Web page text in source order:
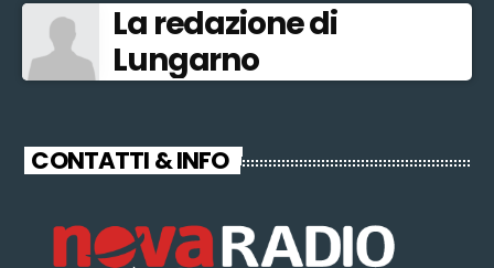
La redazione di
Lungarno
CONTATTI & INFO